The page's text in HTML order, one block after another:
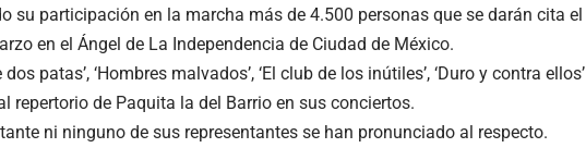
su participación en la marcha más de 4.500 personas que se darán cita el
en el Ángel de La Independencia de Ciudad de México.
patas’, ‘Hombres malvados’, ‘El club de los inútiles’, ‘Duro y contra ellos’
repertorio de Paquita la del Barrio en sus conciertos.
ni ninguno de sus representantes se han pronunciado al respecto.